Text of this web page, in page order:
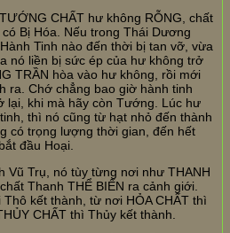
CHẤT hư không RỖNG, chất
Bị Hóa. Nếu trong Thái Dương
Tinh nào đến thời bị tan vỡ, vừa
nó liền bị sức ép của hư không trở
TRẦN hòa vào hư không, rồi mới
ra. Chớ chẳng bao giờ hành tinh
lại, khi mà hãy còn Tướng. Lúc hư
thì nó cũng từ hạt nhỏ đến thành
có trọng lượng thời gian, đến hết
đầu Hoại.
Vũ Trụ, nó tùy từng nơi như THANH
Thanh THỂ BIẾN ra cảnh giới.
kết thành, từ nơi HỎA CHẤT thì
CHẤT thì Thủy kết thành.